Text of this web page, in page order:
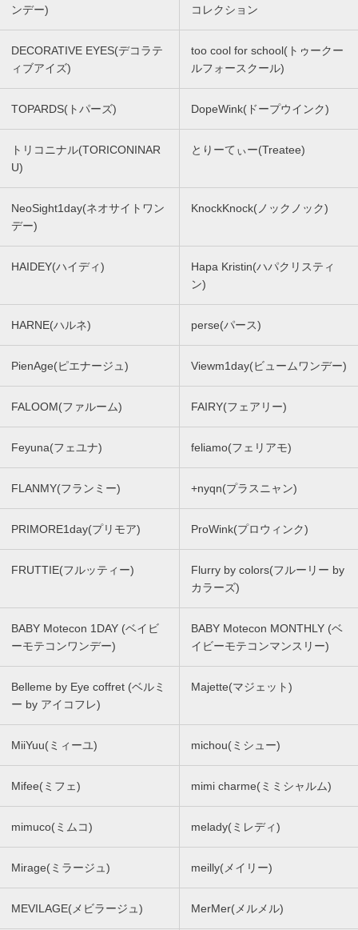
ンデー)
コレクション
DECORATIVE EYES(デコラテ
ィブアイズ)
too cool for school(トゥークー
ルフォースクール)
TOPARDS(トパーズ) DopeWink(ドープウインク)
トリコニナル(TORICONINAR
U)
とりーてぃー(Treatee)
NeoSight1day(ネオサイトワン
デー)
KnockKnock(ノックノック)
HAIDEY(ハイディ)
Hapa Kristin(ハパクリスティ
ン)
HARNE(ハルネ) perse(パース)
PienAge(ピエナージュ) Viewm1day(ビュームワンデー)
FALOOM(ファルーム) FAIRY(フェアリー)
Feyuna(フェユナ) feliamo(フェリアモ)
FLANMY(フランミー) +nyqn(プラスニャン)
PRIMORE1day(プリモア) ProWink(プロウィンク)
FRUTTIE(フルッティー)
Flurry by colors(フルーリー by
カラーズ)
BABY Motecon 1DAY (ベイビ
ーモテコンワンデー)
BABY Motecon MONTHLY (ベ
イビーモテコンマンスリー)
Belleme by Eye coffret (ベルミ
ー by アイコフレ)
Majette(マジェット)
MiiYuu(ミィーユ) michou(ミシュー)
Mifee(ミフェ) mimi charme(ミミシャルム)
mimuco(ミムコ) melady(ミレディ)
Mirage(ミラージュ) meilly(メイリー)
MEVILAGE(メビラージュ) MerMer(メルメル)